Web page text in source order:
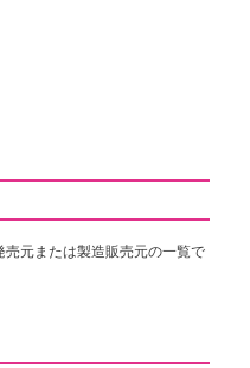
元または製造販売元の一覧で